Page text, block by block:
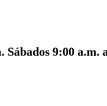
9:00 a.m.